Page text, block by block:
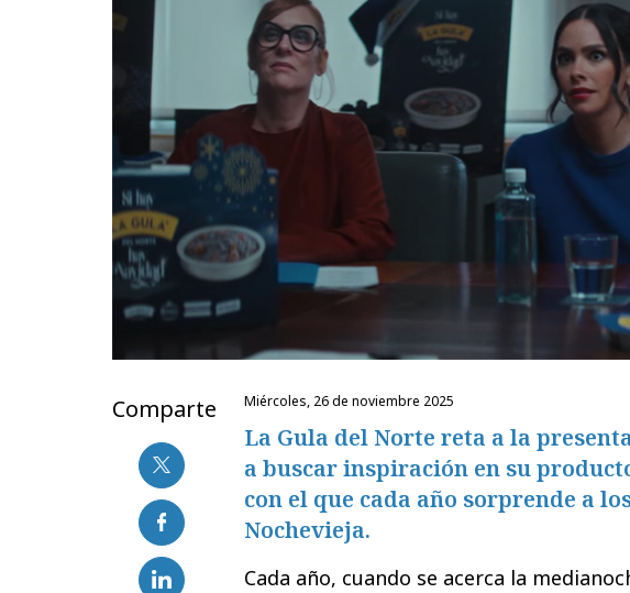
Comparte miércoles, 26 de noviembre 2025
La Gula del Norte reta a la
a buscar inspiración en su
con el que cada año sorprende a
Nochevieja.
Cada año, cuando se acerca la